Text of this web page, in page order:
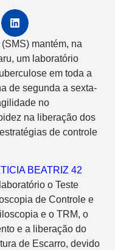
mantém, na
um laboratório
em toda a
de segunda a sexta-
no
na liberação dos
de controle
o Teste
de Controle e
e o TRM, o
e a liberação do
de Escarro, devido